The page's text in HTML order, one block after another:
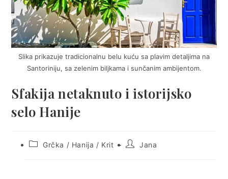
Slika prikazuje tradicionalnu belu kuću sa plavim detaljima na
Santoriniju, sa zelenim biljkama i sunčanim ambijentom.
Sfakija netaknuto i istorijsko
selo Hanije
PostGrčka / Hanija / Krit
Post Jana